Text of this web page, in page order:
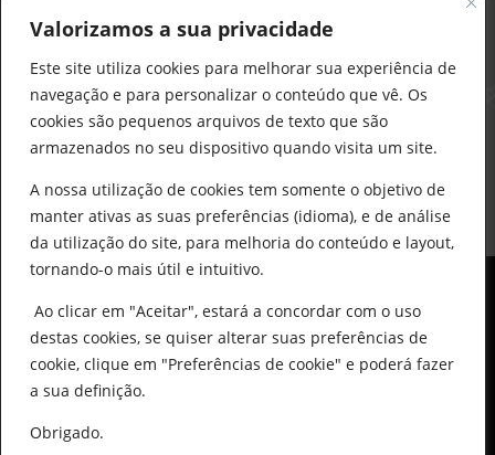
Valorizamos a sua privacidade
Este site utiliza cookies para melhorar sua experiência de
navegação e para personalizar o conteúdo que vê. Os
cookies são pequenos arquivos de texto que são
armazenados no seu dispositivo quando visita um site.
A nossa utilização de cookies tem somente o objetivo de
manter ativas as suas preferências (idioma), e de análise
da utilização do site, para melhoria do conteúdo e layout,
tornando-o mais útil e intuitivo.
Ao clicar em "Aceitar", estará a concordar com o uso
destas cookies, se quiser alterar suas preferências de
cookie, clique em "Preferências de cookie" e poderá fazer
a sua definição.
Obrigado.
912 441 514
construcao@delarobia.pt
R. António Andrade, 1171
2820-287 • Charneca de Caparica
© All Copyright 2025 by Delarobia.pt